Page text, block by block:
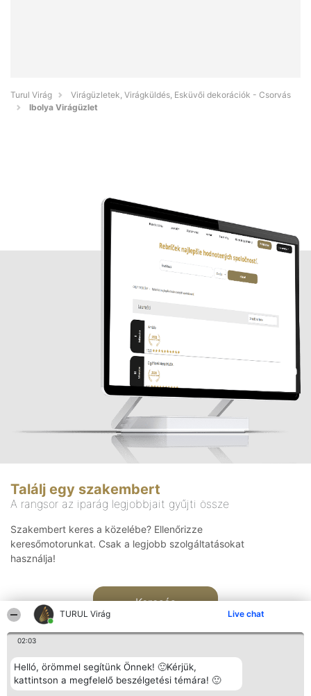
TURUL Virág Live chat
02:03
Helló, örömmel segítünk Önnek! 🙂Kérjük,
kattintson a megfelelő beszélgetési témára! 🙂
Turul Virág
Virágüzletek, Virágküldés, Esküvői dekorációk - Csorvás
Ibolya Virágüzlet
Találj egy szakembert
A rangsor az iparág legjobbjait gyűjti össze
Szakembert keres a közelébe? Ellenőrizze
keresőmotorunkat. Csak a legjobb szolgáltatásokat
használja!
Keresés